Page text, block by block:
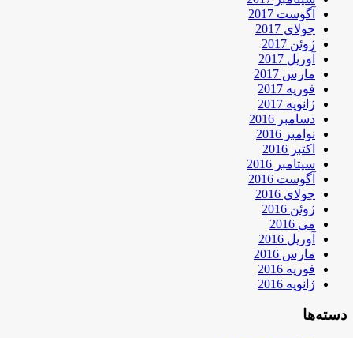
آگوست 2017
جولای 2017
ژوئن 2017
آوریل 2017
مارس 2017
فوریه 2017
ژانویه 2017
دسامبر 2016
نوامبر 2016
اکتبر 2016
سپتامبر 2016
آگوست 2016
جولای 2016
ژوئن 2016
می 2016
آوریل 2016
مارس 2016
فوریه 2016
ژانویه 2016
دسته‌ها